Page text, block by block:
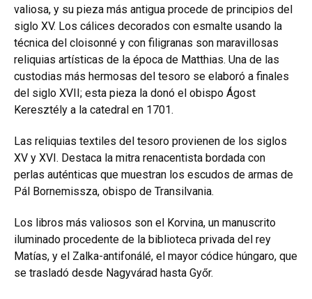
valiosa, y su pieza más antigua procede de principios del
siglo XV. Los cálices decorados con esmalte usando la
técnica del cloisonné y con filigranas son maravillosas
reliquias artísticas de la época de Matthias. Una de las
custodias más hermosas del tesoro se elaboró a finales
del siglo XVII; esta pieza la donó el obispo Ágost
Keresztély a la catedral en 1701.
Las reliquias textiles del tesoro provienen de los siglos
XV y XVI. Destaca la mitra renacentista bordada con
perlas auténticas que muestran los escudos de armas de
Pál Bornemissza, obispo de Transilvania.
Los libros más valiosos son el Korvina, un manuscrito
iluminado procedente de la biblioteca privada del rey
Matías, y el Zalka-antifonálé, el mayor códice húngaro, que
se trasladó desde Nagyvárad hasta Győr.